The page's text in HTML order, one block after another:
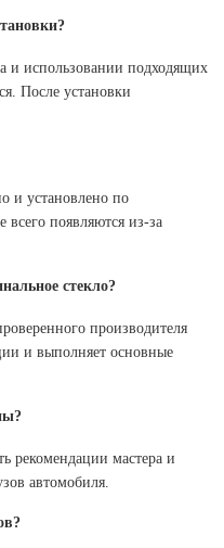
и использовании подходящих
После установки
и установлено по
появляются из-за
стекло?
производителя
и выполняет основные
рекомендации мастера и
автомобиля.